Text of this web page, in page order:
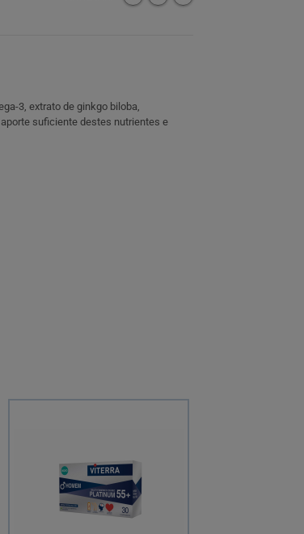
3, extrato de ginkgo biloba,
suficiente destes nutrientes e